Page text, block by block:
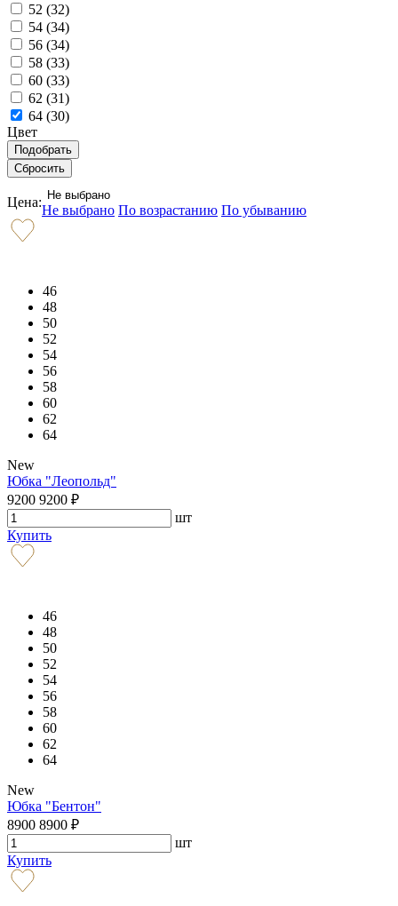
52 (32)
54 (34)
56 (34)
58 (33)
60 (33)
62 (31)
64 (30)
Цвет
Цена: Не выбрано
Не выбрано По возрастанию По убыванию
46
48
50
52
54
56
58
60
62
64
New
Юбка "Леопольд"
9200 9200 ₽
шт
Купить
46
48
50
52
54
56
58
60
62
64
New
Юбка "Бентон"
8900 8900 ₽
шт
Купить